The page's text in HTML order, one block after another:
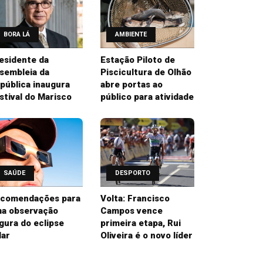
BORA LÁ
da
da
inaugura
do Marisco
AMBIENTE
Estação Piloto de
Piscicultura de Olhão
abre portas ao
público para atividade
SAÚDE
para
observação
do eclipse
DESPORTO
Volta: Francisco
Campos vence
primeira etapa, Rui
Oliveira é o novo líder